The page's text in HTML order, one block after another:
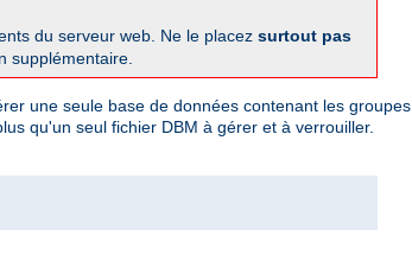
du serveur web. Ne le placez surtout pas
supplémentaire.
une seule base de données contenant les groupes
qu'un seul fichier DBM à gérer et à verrouiller.